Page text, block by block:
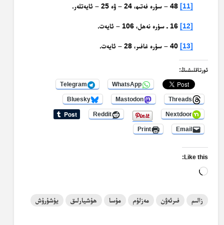
[11] 48 – سۈرە فەتىھ، 24 – ۋە 25 – ئايەتلەر.
[12] 16 ـ سۈرە نەھل، 106 – ئايەت.
[13] 40 – سۈرە غافىر، 28 – ئايەت.
ئورتاقلىشىڭ:
WhatsApp
Telegram
Threads
Mastodon
Bluesky
Nextdoor
Reddit
Email
Print
Like this:
Loading…
زالىم فىرئەۋن مەزلۇم مۇسا ھۇشيارلىق يۇشۇرۇش